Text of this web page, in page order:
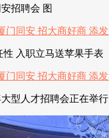
招聘会 图
入职立马送苹果手表
型人才招聘会正在举行